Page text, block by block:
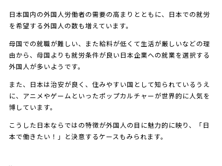
日本国内の外国人労働者の需要の高まりとともに、日本での就労
を希望する外国人の数も増えています。
母国での就職が難しい、また給料が低くて生活が厳しいなどの理
由から、母国よりも就労条件が良い日本企業への就業を選択する
外国人が多いようです。
また、日本は治安が良く、住みやすい国として知られているうえ
に、アニメやゲームといったポップカルチャーが世界的に人気を
博しています。
こうした日本ならではの特徴が外国人の目に魅力的に映り、「日
本で働きたい！」と決意するケースもみられます。